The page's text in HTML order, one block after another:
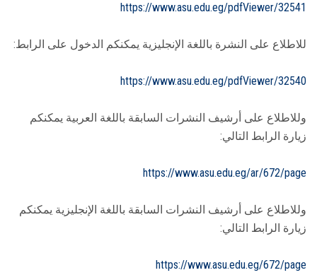
https://www.asu.edu.eg/pdfViewer/32541
للاطلاع على النشرة باللغة الإنجليزية يمكنكم الدخول على الرابط:
https://www.asu.edu.eg/pdfViewer/32540
وللاطلاع على أرشيف النشرات السابقة باللغة العربية يمكنكم
زيارة الرابط التالي:
https://www.asu.edu.eg/ar/672/page
وللاطلاع على أرشيف النشرات السابقة باللغة الإنجليزية يمكنكم
زيارة الرابط التالي:
https://www.asu.edu.eg/672/page